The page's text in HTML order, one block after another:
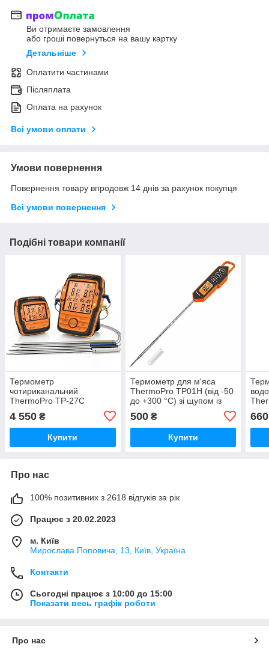
Ви отримаєте замовлення
або гроші повернуться на вашу картку
Детальніше
Оплатити частинами
Післяплата
Оплата на рахунок
Всі умови оплати
Умови повернення
Повернення товару впродовж 14 днів за рахунок покупця
Всі умови повернення
Подібні товари компанії
Термометр
чотириканальний
ThermoPro TP-27C
4 550 ₴
Купити
Термометр для м'яса
ThermoPro TP01H (від -50
до +300 °C) зі щупом із
500₴
Купити
660
Про нас
100% позитивних з 2618 відгуків за рік
Працює з 20.02.2023
м. Київ
Мирослава Поповича, 13, Київ, Україна
Контакти
Сьогодні працює з 10:00 до 15:00
Показати весь графік роботи
Про нас